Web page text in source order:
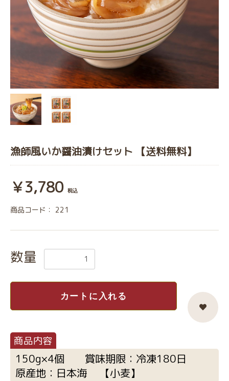
漁師風いか醤油漬けセット 【送料無料】
￥3,780 税込
商品コード： 221
数量
カートに入れる
150g×4個 賞味期限：冷凍180日
原産地：日本海 【小麦】